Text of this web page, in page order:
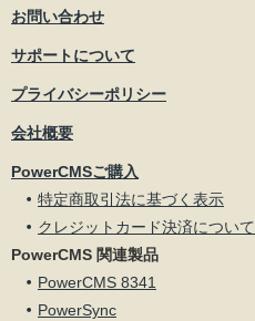
お問い合わせ
サポートについて
プライバシーポリシー
会社概要
PowerCMSご購入
特定商取引法に基づく表示
クレジットカード決済について
PowerCMS 関連製品
PowerCMS 8341
PowerSync